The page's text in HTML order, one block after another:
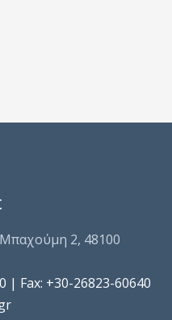
2, 48100
| Fax: +30-26823-60640